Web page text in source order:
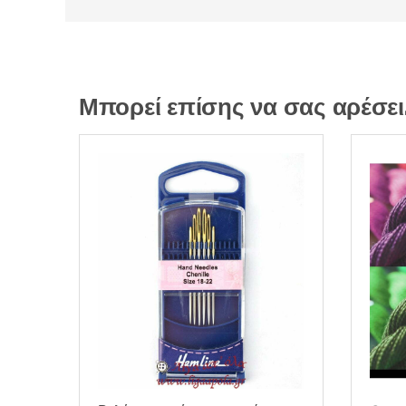
Μπορεί επίσης να σας